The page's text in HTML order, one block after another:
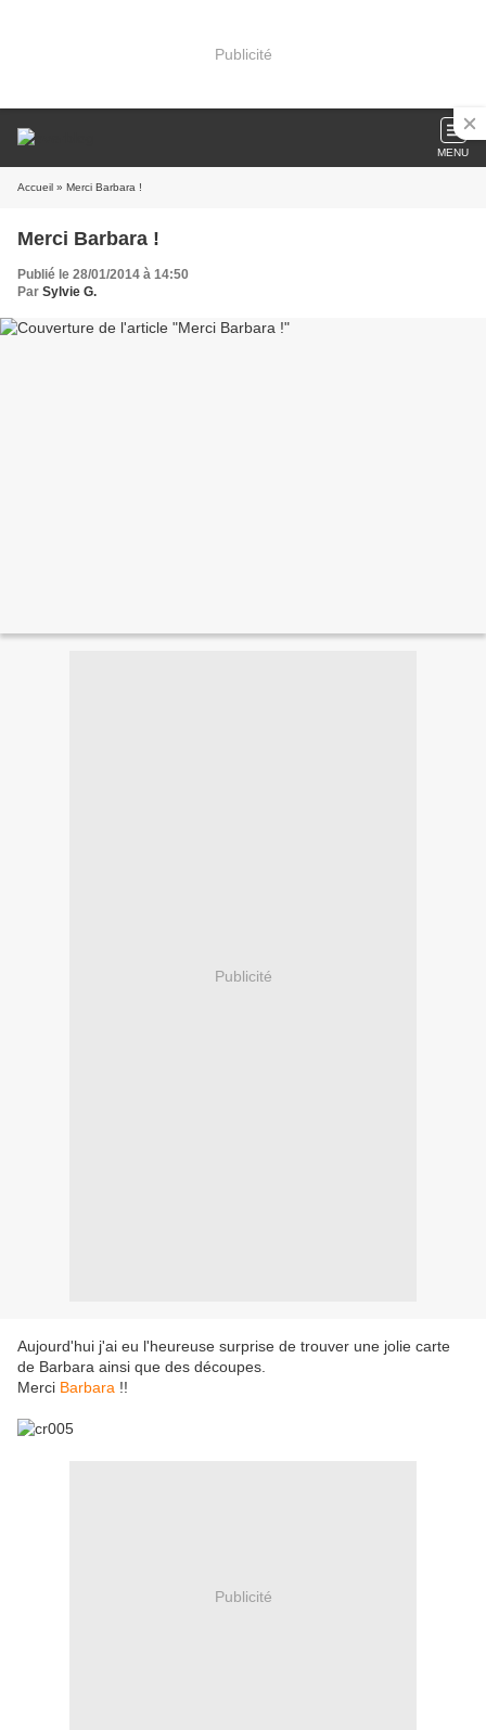
Publicité
MENU
Accueil » Merci Barbara !
Merci Barbara !
Publié le 28/01/2014 à 14:50
Par Sylvie G.
Publicité
Aujourd'hui j'ai eu l'heureuse surprise de trouver une jolie carte
de Barbara ainsi que des découpes.
Merci Barbara !!
Publicité